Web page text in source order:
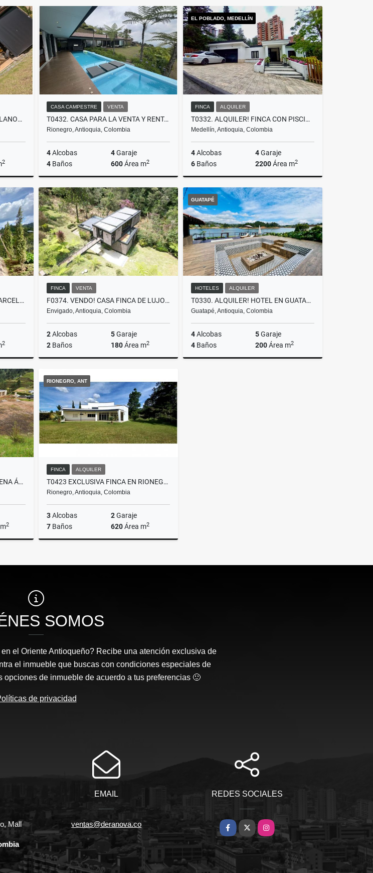
Venta Alquiler
$12.500.000
Venta
$2.700.000.000
T0421 CASA CAMPESTRE EN LLANOGRANDE, ANTIOQUIA
2
Alquiler
CASA CAMPESTRE VENTA
T0432. CASA PARA LA VENTA Y RENTA EN RIONEGRO TABLAZO AMOBLADA
Rionegro, Antioquia, Colombia
4Alcobas 4Garaje
4 Baños 600Área m2
Venta
$15.000.000.000
Alquiler
$30.000.000
EL POBLADO, MEDELLÍN
FINCA ALQUILER
T0332. ALQUILER! FINCA CON PISCINA Y EXCELENTE UBICACIÓN EL POBLADO
Medellín, Antioquia, Colombia
4Alcobas 4Garaje
6 Baños 2200Área m2
Alquiler
$30.000.000
T0357. ALQUILER! FINCA EN PARCELACIÓN A 5 MTOS DE EL RETIRO
2
Alquiler
FINCA VENTA
F0374. VENDO! CASA FINCA DE LUJO SECTOR ESCOBERO, ENVIGADO
Envigado, Antioquia, Colombia
2Alcobas 5Garaje
2 Baños 180Área m2
$2.200.000.000
GUATAPÉ
HOTELES ALQUILER
T0330. ALQUILER! HOTEL EN GUATAPÉ CON ACCESO A LA REPRESA
Guatapé, Antioquia, Colombia
4Alcobas 5Garaje
4 Baños 200Área m2
F0258. VENDO! FINCA CON BUENA ÁREA EN URBANIZACIÓN DE LLANOGRANDE
2
RIONEGRO, ANT
FINCA ALQUILER
T0423 EXCLUSIVA FINCA EN RIONEGRO, ANTIOQUIA
Rionegro, Antioquia, Colombia
3Alcobas 2Garaje
7 Baños 620Área m2
$15.000.000
SOMOS
el Oriente Antioqueño? Recibe una atención exclusiva de
el inmueble que buscas con condiciones especiales de
opciones de inmueble de acuerdo a tus preferencias 🙂
de privacidad
Mall
EMAIL
ventas@deranova.co
REDES SOCIALES
Facebook
X Instagram